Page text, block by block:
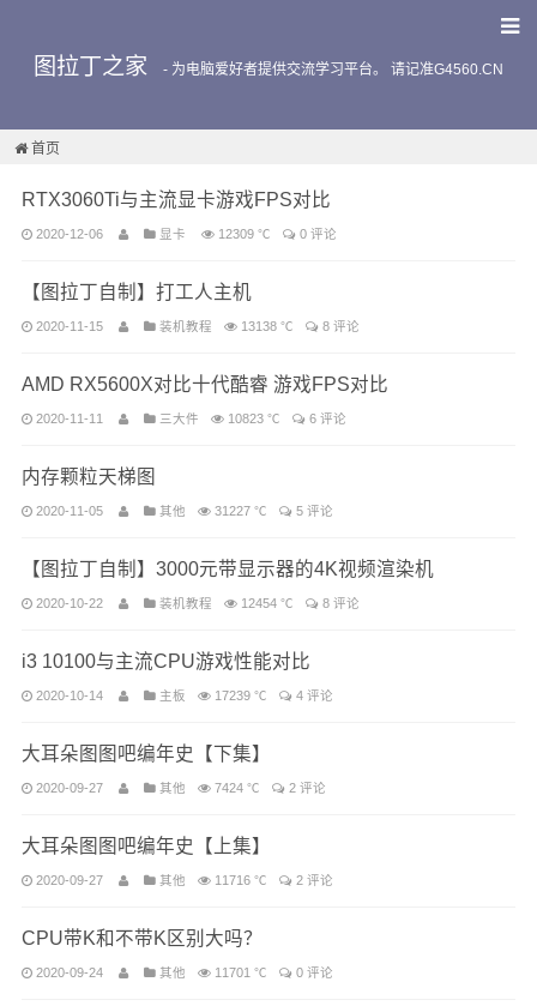
图拉丁之家 - 为电脑爱好者提供交流学习平台。 请记准G4560.CN
首页
RTX3060Ti与主流显卡游戏FPS对比
2020-12-06 显卡 12309 ℃ 0 评论
【图拉丁自制】打工人主机
2020-11-15 装机教程 13138 ℃ 8 评论
AMD RX5600X对比十代酷睿 游戏FPS对比
2020-11-11 三大件 10823 ℃ 6 评论
内存颗粒天梯图
2020-11-05 其他 31227 ℃ 5 评论
【图拉丁自制】3000元带显示器的4K视频渲染机
2020-10-22 装机教程 12454 ℃ 8 评论
i3 10100与主流CPU游戏性能对比
2020-10-14 主板 17239 ℃ 4 评论
大耳朵图图吧编年史【下集】
2020-09-27 其他 7424 ℃ 2 评论
大耳朵图图吧编年史【上集】
2020-09-27 其他 11716 ℃ 2 评论
CPU带K和不带K区别大吗？
2020-09-24 其他 11701 ℃ 0 评论